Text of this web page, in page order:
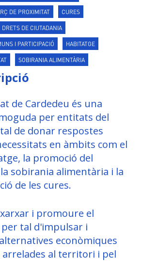
DE PROXIMITAT CURES
DRETS DE CIUTADANIA
I PARTICIPACIÓ HABITATGE
SOBIRANIA ALIMENTÀRIA
de Cardedeu és una
per entitats del
de donar respostes
en àmbits com el
la promoció del
sobirania alimentària i la
de les cures.
i promoure el
tal d'impulsar i
econòmiques
al territori i pel